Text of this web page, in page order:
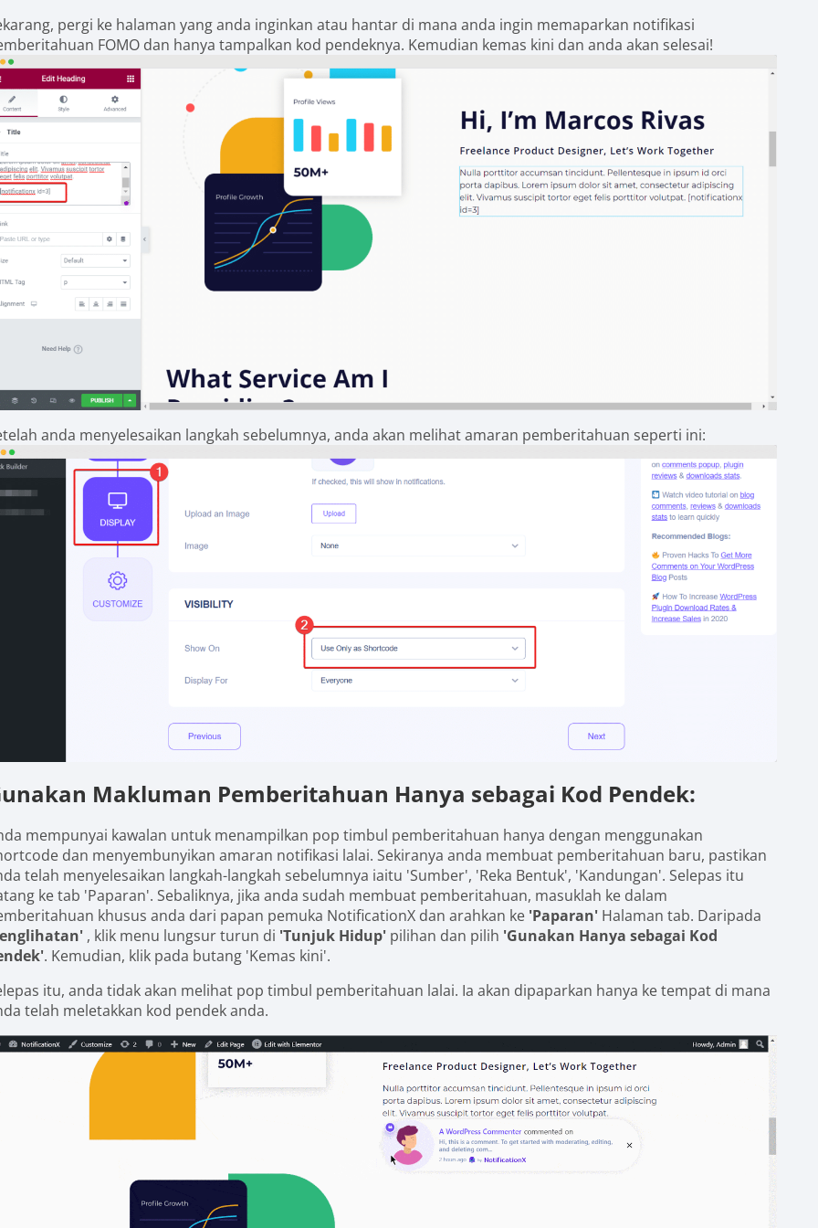
pergi ke halaman yang anda inginkan atau hantar di mana anda ingin memaparkan notifikasi
FOMO dan hanya tampalkan kod pendeknya. Kemudian kemas kini dan anda akan selesai!
anda menyelesaikan langkah sebelumnya, anda akan melihat amaran pemberitahuan seperti ini:
Makluman Pemberitahuan Hanya sebagai Kod Pendek:
mempunyai kawalan untuk menampilkan pop timbul pemberitahuan hanya dengan menggunakan
dan menyembunyikan amaran notifikasi lalai. Sekiranya anda membuat pemberitahuan baru, pastikan
telah menyelesaikan langkah-langkah sebelumnya iaitu 'Sumber', 'Reka Bentuk', 'Kandungan'. Selepas itu
ke tab 'Paparan'. Sebaliknya, jika anda sudah membuat pemberitahuan, masuklah ke dalam
khusus anda dari papan pemuka NotificationX dan arahkan ke 'Paparan' Halaman tab. Daripada
, klik menu lungsur turun di 'Tunjuk Hidup' pilihan dan pilih 'Gunakan Hanya sebagai Kod
. Kemudian, klik pada butang 'Kemas kini'.
itu, anda tidak akan melihat pop timbul pemberitahuan lalai. Ia akan dipaparkan hanya ke tempat di mana
telah meletakkan kod pendek anda.